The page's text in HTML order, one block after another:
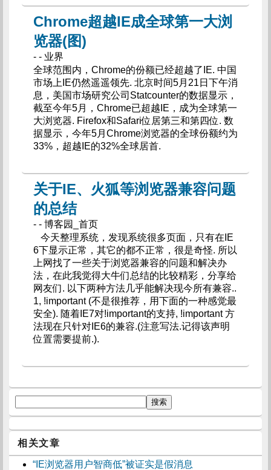
Chrome超越IE成全球第一大浏
览器(图)
- - 业界
全球范围内，Chrome的份额已经超越了IE. 中国
市场上IE仍然遥遥领先. 北京时间5月21日下午消
息，美国市场研究公司Statcounter的数据显示，
截至今年5月，Chrome已超越IE，成为全球第一
大浏览器. Firefox和Safari位居第三和第四位. 数
据显示，今年5月Chrome浏览器的全球份额约为
33%，超越IE的32%全球居首.
关于IE、火狐等浏览器兼容问题
的总结
- - 博客园_首页
今天整理系统，发现系统很多页面，只有在IE
6下显示正常，其它的都不正常，很是奇怪. 所以
上网找了一些关于浏览器兼容的问题和解决办
法，在此我觉得大牛们总结的比较精彩，分享给
网友们. 以下两种方法几乎能解决现今所有兼容..
1, !important (不是很推荐，用下面的一种感觉最
安全). 随着IE7对!important的支持, !important 方
法现在只针对IE6的兼容.(注意写法.记得该声明
位置需要提前.).
相关文章
“IE浏览器用户智商低”被证实是假消息